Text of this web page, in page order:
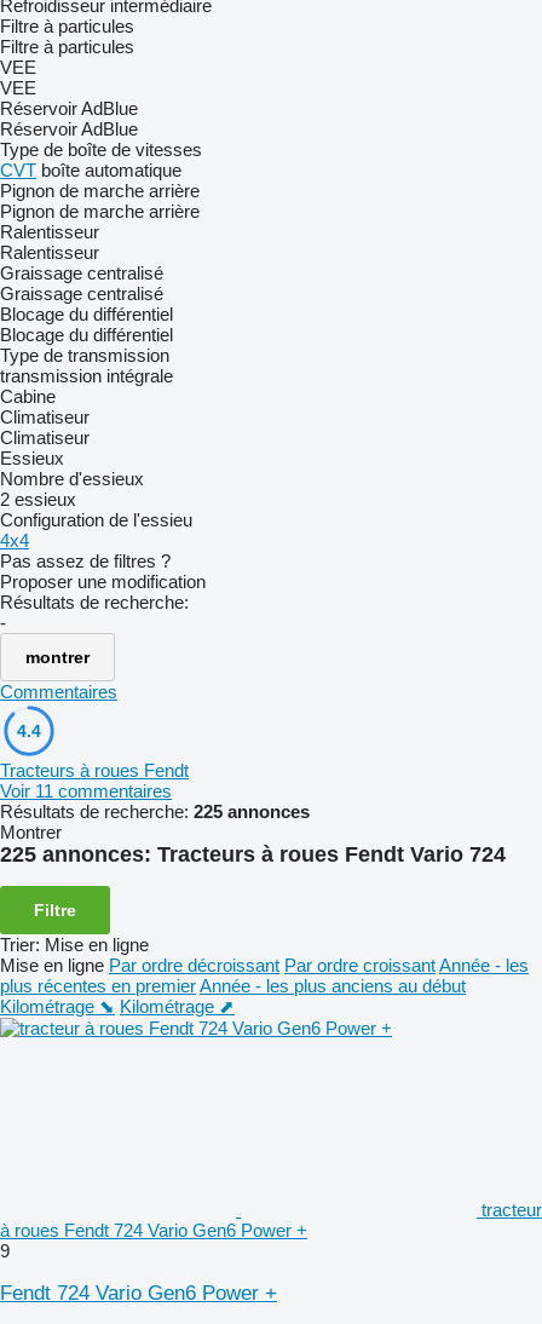
Refroidisseur intermédiaire
Filtre à particules
Filtre à particules
VEE
VEE
Réservoir AdBlue
Réservoir AdBlue
Type de boîte de vitesses
CVT boîte automatique
Pignon de marche arrière
Pignon de marche arrière
Ralentisseur
Ralentisseur
Graissage centralisé
Graissage centralisé
Blocage du différentiel
Blocage du différentiel
Type de transmission
transmission intégrale
Cabine
Climatiseur
Climatiseur
Essieux
Nombre d'essieux
2 essieux
Configuration de l'essieu
4x4
Pas assez de filtres ?
Proposer une modification
Résultats de recherche:
-
montrer
Commentaires
4.4
Tracteurs à roues Fendt
Voir 11 commentaires
Résultats de recherche: 225 annonces
Montrer
225 annonces: Tracteurs à roues Fendt Vario 724
Filtre
Trier: Mise en ligne
Mise en ligne Par ordre décroissant Par ordre croissantAnnée - les
plus récentes en premierAnnée - les plus anciens au début
Kilométrage ⬊ Kilométrage ⬈
tracteur
à roues Fendt 724 Vario Gen6 Power +
9
Fendt 724 Vario Gen6 Power +